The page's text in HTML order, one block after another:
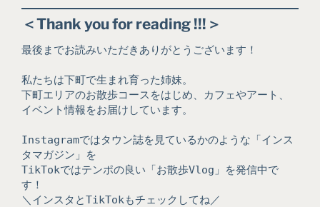
＜Thank you for reading !!!＞
最後までお読みいただきありがとうございます！
私たちは下町で生まれ育った姉妹。
下町エリアのお散歩コースをはじめ、カフェやアート、
イベント情報をお届けしています。
Instagramではタウン誌を見ているかのような「インス
タマガジン」を
TikTokではテンポの良い「お散歩Vlog」を発信中で
す！
＼インスタとTikTokもチェックしてね／